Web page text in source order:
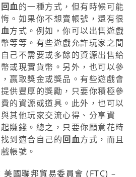
回血的一種方式，但有時候可能
。如果你不想賣帳號，還有很
方式。例如，你可以出售遊戲
等等。有些遊戲允許玩家之間
己不需要或多餘的資源出售給
或現實貨幣。另外，也可以參
贏取獎金或獎品。有些遊戲會
供豐厚的獎勵，只要你積極參
的資源或道具。此外，也可以
其他玩家交流心得、分享資
賺錢。總之，只要你願意花時
到適合自己的回血方式，而且
帳號。
美國聯邦貿易委員會 (FTC) –